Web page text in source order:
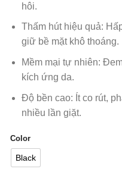
hôi.
Thấm hút hiệu quả:
giữ bề mặt khô thoáng.
Mềm mại tự nhiên:
kích ứng da.
Độ bền cao: Ít co rút,
nhiều lần giặt.
Color
Black